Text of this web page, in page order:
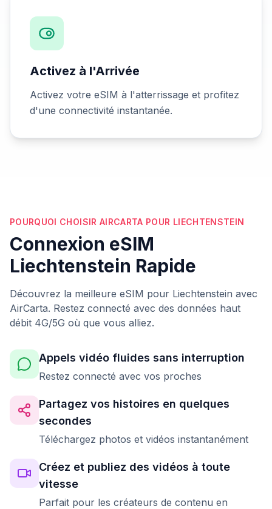
Activez à l'Arrivée
Activez votre eSIM à l'atterrissage et profitez
d'une connectivité instantanée.
POURQUOI CHOISIR AIRCARTA POUR LIECHTENSTEIN
Connexion eSIM
Liechtenstein Rapide
Découvrez la meilleure eSIM pour Liechtenstein avec
AirCarta. Restez connecté avec des données haut
débit 4G/5G où que vous alliez.
Appels vidéo fluides sans interruption
Restez connecté avec vos proches
Partagez vos histoires en quelques
secondes
Téléchargez photos et vidéos instantanément
Créez et publiez des vidéos à toute
vitesse
Parfait pour les créateurs de contenu en